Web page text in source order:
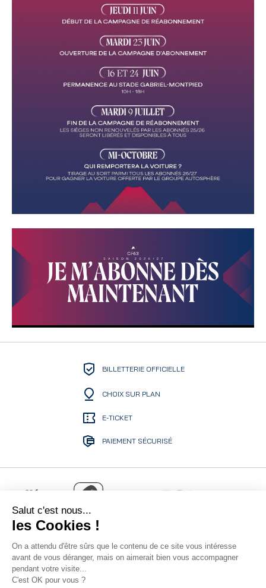
Salut c'est nous...
les Cookies !
On a attendu d'être sûrs que le contenu de ce site vous intéresse
avant de vous déranger, mais on aimerait bien vous accompagner
pendant votre visite...
C'est OK pour vous ?
BILLETTERIE OFFICIELLE
CHOIX SUR PLAN
E-TICKET
PAIEMENT SÉCURISÉ